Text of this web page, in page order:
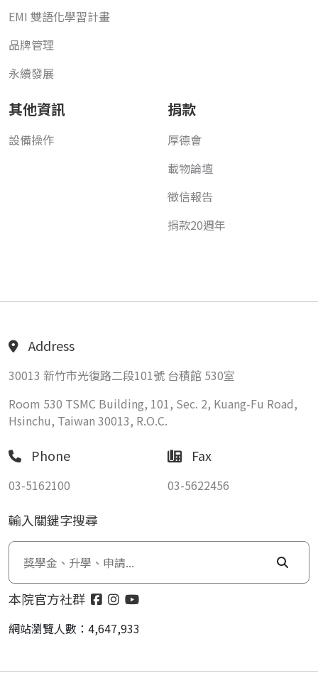
EMI 雙語化學習計畫
品牌管理
永續發展
其他資訊
設備操作
捐款
厚德會
載物論壇
徵信報告
捐款20週年
Address
30013 新竹市光復路二段101號 台積館 530室
Room 530 TSMC Building, 101, Sec. 2, Kuang-Fu Road,
Hsinchu, Taiwan 30013, R.O.C.
Phone
03-5162100
Fax
03-5622456
輸入關鍵字搜尋
本院官方社群
網站瀏覽人數：4,647,933